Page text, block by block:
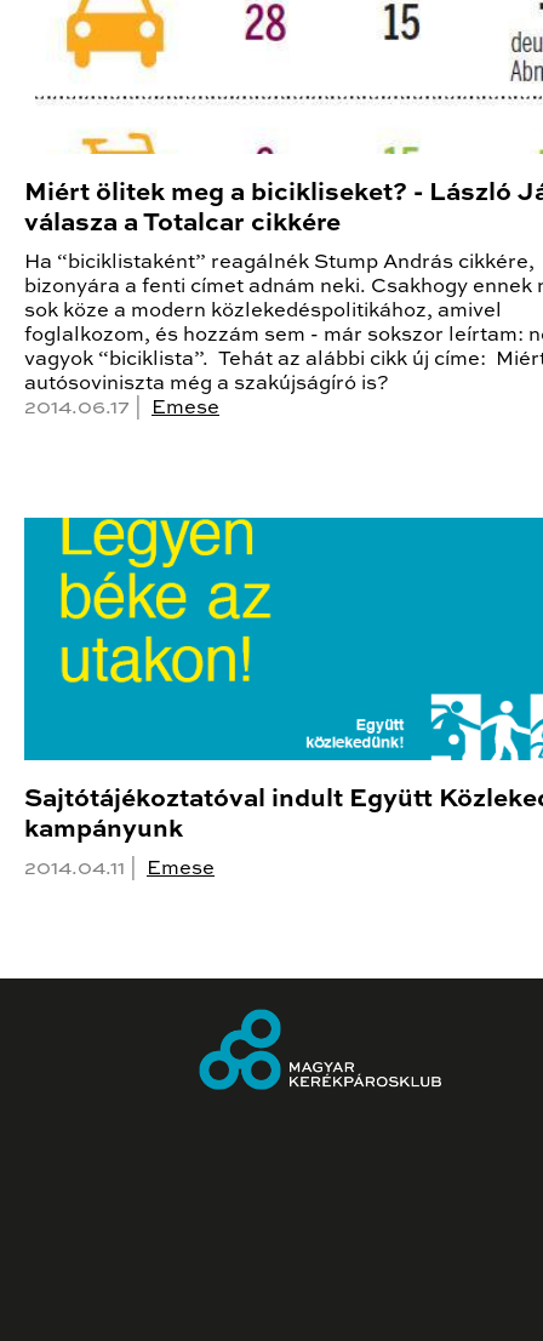
Miért ölitek meg a bicikliseket? - László
válasza a Totalcar cikkére
Ha “biciklistaként” reagálnék Stump András cikkére,
bizonyára a fenti címet adnám neki. Csakhogy ennek
sok köze a modern közlekedéspolitikához, amivel
foglalkozom, és hozzám sem - már sokszor leírtam:
vagyok “biciklista”. Tehát az alábbi cikk új címe:
autósoviniszta még a szakújságíró is?
2014.06.17 |
Emese
Sajtótájékoztatóval indult Együtt
kampányunk
2014.04.11 | Emese